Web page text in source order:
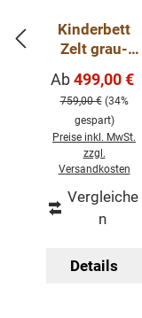
Farbe: weiß
Kinderbett
Zelt grau-
Verkaufspreis:
Ab499,00 €
759,00 € (34%
gespart)
Preise inkl. MwSt.
zzgl.
Versandkosten
Vergleiche
n
Details